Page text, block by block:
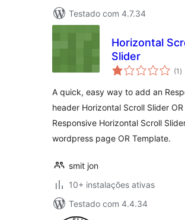
Testado com 4.7.34
Horizontal
Slider
(1 )
A quick, easy way to add an
header Horizontal Scroll Slider OR
Responsive Horizontal Scroll
wordpress page OR Template.
smit jon
10+ instalações ativas
Testado com 4.4.34